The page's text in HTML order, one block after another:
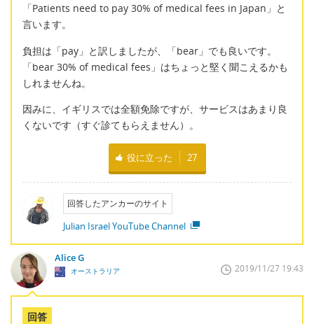
「Patients need to pay 30% of medical fees in Japan」と
言います。
負担は「pay」と訳しましたが、「bear」でも良いです。
「bear 30% of medical fees」はちょっと堅く聞こえるかも
しれませんね。
因みに、イギリスでは全額免除ですが、サービスはあまり良
くないです（すぐ診てもらえません）。
役に立った 27
回答したアンカーのサイト
Julian Israel YouTube Channel
Alice G
オーストラリア 2019/11/27 19:43
回答